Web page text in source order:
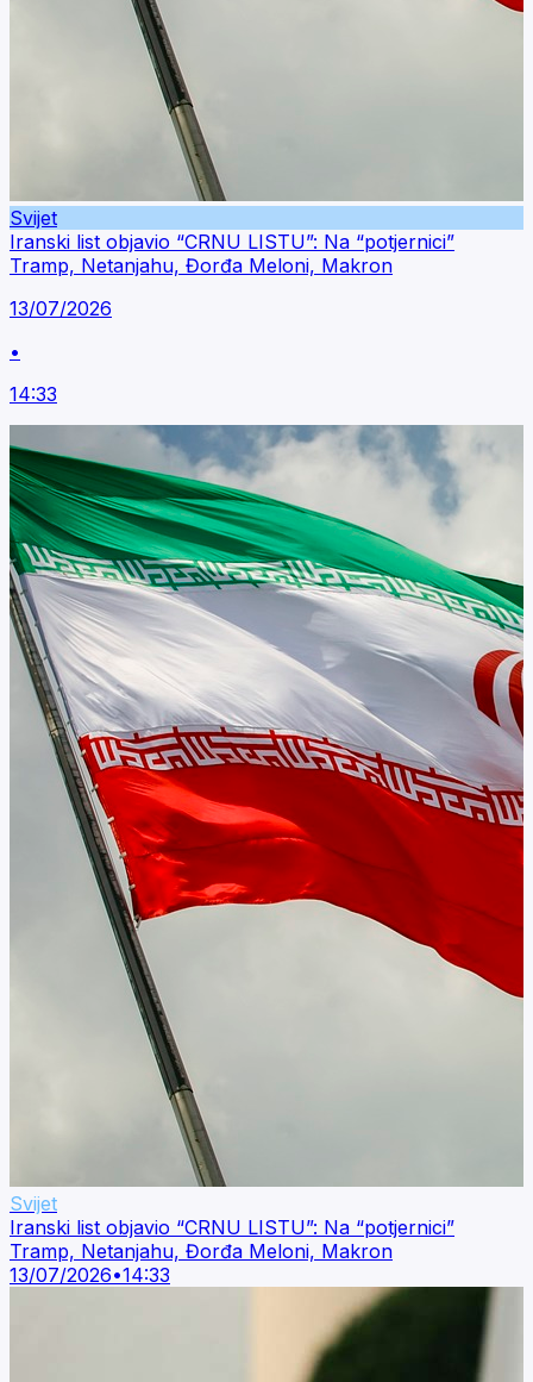
Svijet
Iranski list objavio “CRNU LISTU”: Na “potjernici”
Tramp, Netanjahu, Đorđa Meloni, Makron
13/07/2026
•
14:33
Svijet
Iranski list objavio “CRNU LISTU”: Na “potjernici”
Tramp, Netanjahu, Đorđa Meloni, Makron
13/07/2026•14:33